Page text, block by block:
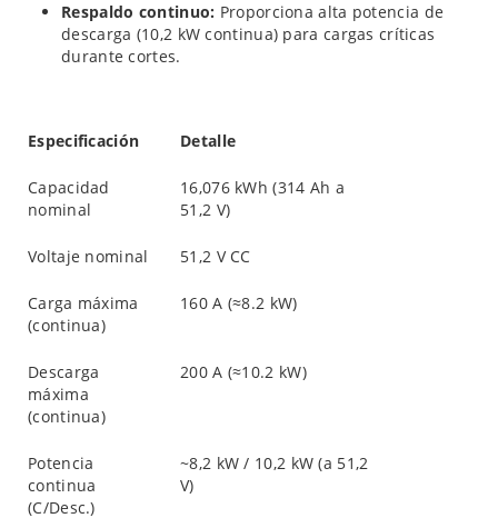
Respaldo continuo: Proporciona alta potencia de
descarga (10,2 kW continua) para cargas críticas
durante cortes.
Especificación Detalle
Capacidad
nominal
16,076 kWh (314 Ah a
51,2 V)
Voltaje nominal 51,2 V CC
Carga máxima
(continua)
160 A (≈8.2 kW)
Descarga
máxima
(continua)
200 A (≈10.2 kW)
Potencia
continua
(C/Desc.)
~8,2 kW / 10,2 kW (a 51,2
V)